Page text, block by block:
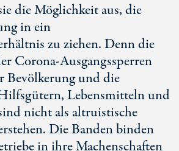
die Möglichkeit aus, die
in ein
zu ziehen. Denn die
Corona-Ausgangssperren
Bevölkerung und die
Lebensmitteln und
nicht als altruistische
Die Banden binden
in ihre Machenschaften